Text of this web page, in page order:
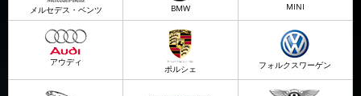
メルセデス・ベンツ BMW MINI
アウディ
ポルシェ フォルクスワーゲン